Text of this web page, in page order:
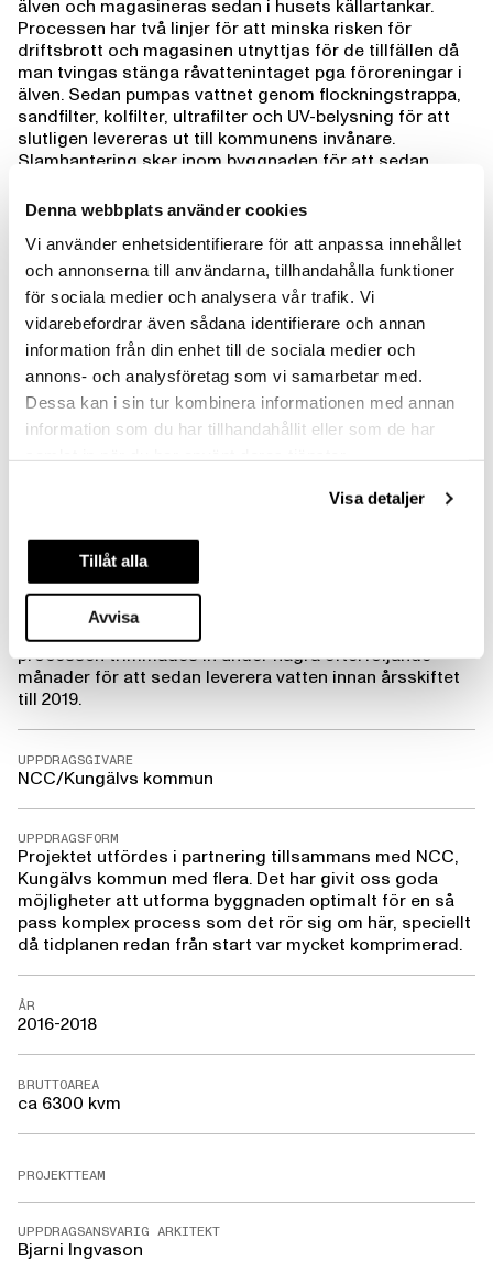
Denna webbplats använder cookies
Vi använder enhetsidentifierare för att anpassa innehållet
och annonserna till användarna, tillhandahålla funktioner
för sociala medier och analysera vår trafik. Vi
vidarebefordrar även sådana identifierare och annan
information från din enhet till de sociala medier och
annons- och analysföretag som vi samarbetar med.
Dessa kan i sin tur kombinera informationen med annan
information som du har tillhandahållit eller som de har
Visa detaljer
Tillåt alla
Avvisa
älven och magasineras sedan i husets källartankar.
Processen har två linjer för att minska risken för
driftsbrott och magasinen utnyttjas för de tillfällen då
man tvingas stänga råvattenintaget pga föroreningar i
älven. Sedan pumpas vattnet genom flockningstrappa,
sandfilter, kolfilter, ultrafilter och UV-belysning för att
slutligen levereras ut till kommunens invånare.
Slamhantering sker inom byggnaden för att sedan
ytvattenverk.
Kungälvs kommun har nu utökat både kapaciteten och
reningsgraden av vattnet. Tidigare
infiltrationsvattenverket har ersatts av ett som bland
annat har reningssteg med aktivt kol och ultrafilter.
Ultrafilter är en teknik som Göteborgs stad nyligen
bestyckat sina vattenverk med. Kungälvs vattenverk
verket levererar även till Stenungsund, Ale och Tjörns
kommun.
Byggnationen har dimensionerats för att kunna öka sin
kapacitet i två framtida steg, nuvarande bestyckning i
ökar finns det sedan möjlighet att utöka produktionen.
KORTA FAKTA
processen trimmades in under några efterföljande
månader för att sedan leverera vatten innan årsskiftet
till 2019.
UPPDRAGSGIVARE
NCC/Kungälvs kommun
UPPDRAGSFORM
Projektet utfördes i partnering tillsammans med NCC,
Kungälvs kommun med flera. Det har givit oss goda
möjligheter att utforma byggnaden optimalt för en så
pass komplex process som det rör sig om här, speciellt
då tidplanen redan från start var mycket komprimerad.
ÅR
2016-2018
BRUTTOAREA
ca 6300 kvm
PROJEKTTEAM
UPPDRAGSANSVARIG ARKITEKT
Bjarni Ingvason